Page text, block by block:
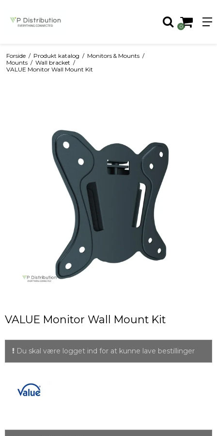
0
Forside / Produkt katalog / Monitors & Mounts /
Mounts / Wall bracket /
VALUE Monitor Wall Mount Kit
VALUE Monitor Wall Mount Kit
Du skal være logget ind for at kunne lave bestillinger